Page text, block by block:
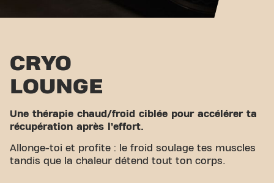
CRYO
LOUNGE
Une thérapie chaud/froid ciblée pour accélérer ta
récupération après l’effort.
Allonge-toi et profite : le froid soulage tes muscles
tandis que la chaleur détend tout ton corps.